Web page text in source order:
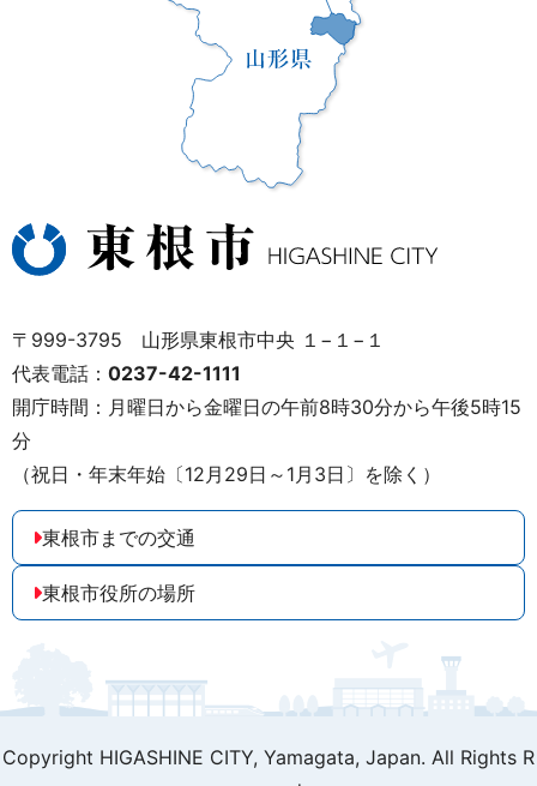
〒999-3795 山形県東根市中央 １−１−１
代表電話： 0237-42-1111
開庁時間：月曜日から金曜日の午前8時30分から午後5時15
分
（祝日・年末年始〔12月29日～1月3日〕を除く）
東根市までの交通
東根市役所の場所
Copyright HIGASHINE CITY, Yamagata, Japan. All Rights R